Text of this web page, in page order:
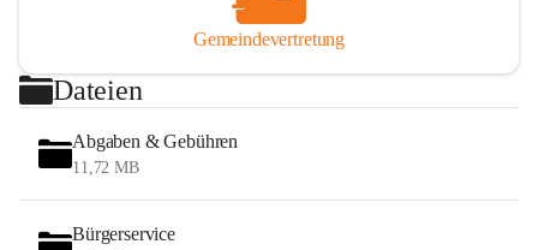
Gemeindevertretung
Dateien
Abgaben & Gebühren
11,72 MB
Bürgerservice